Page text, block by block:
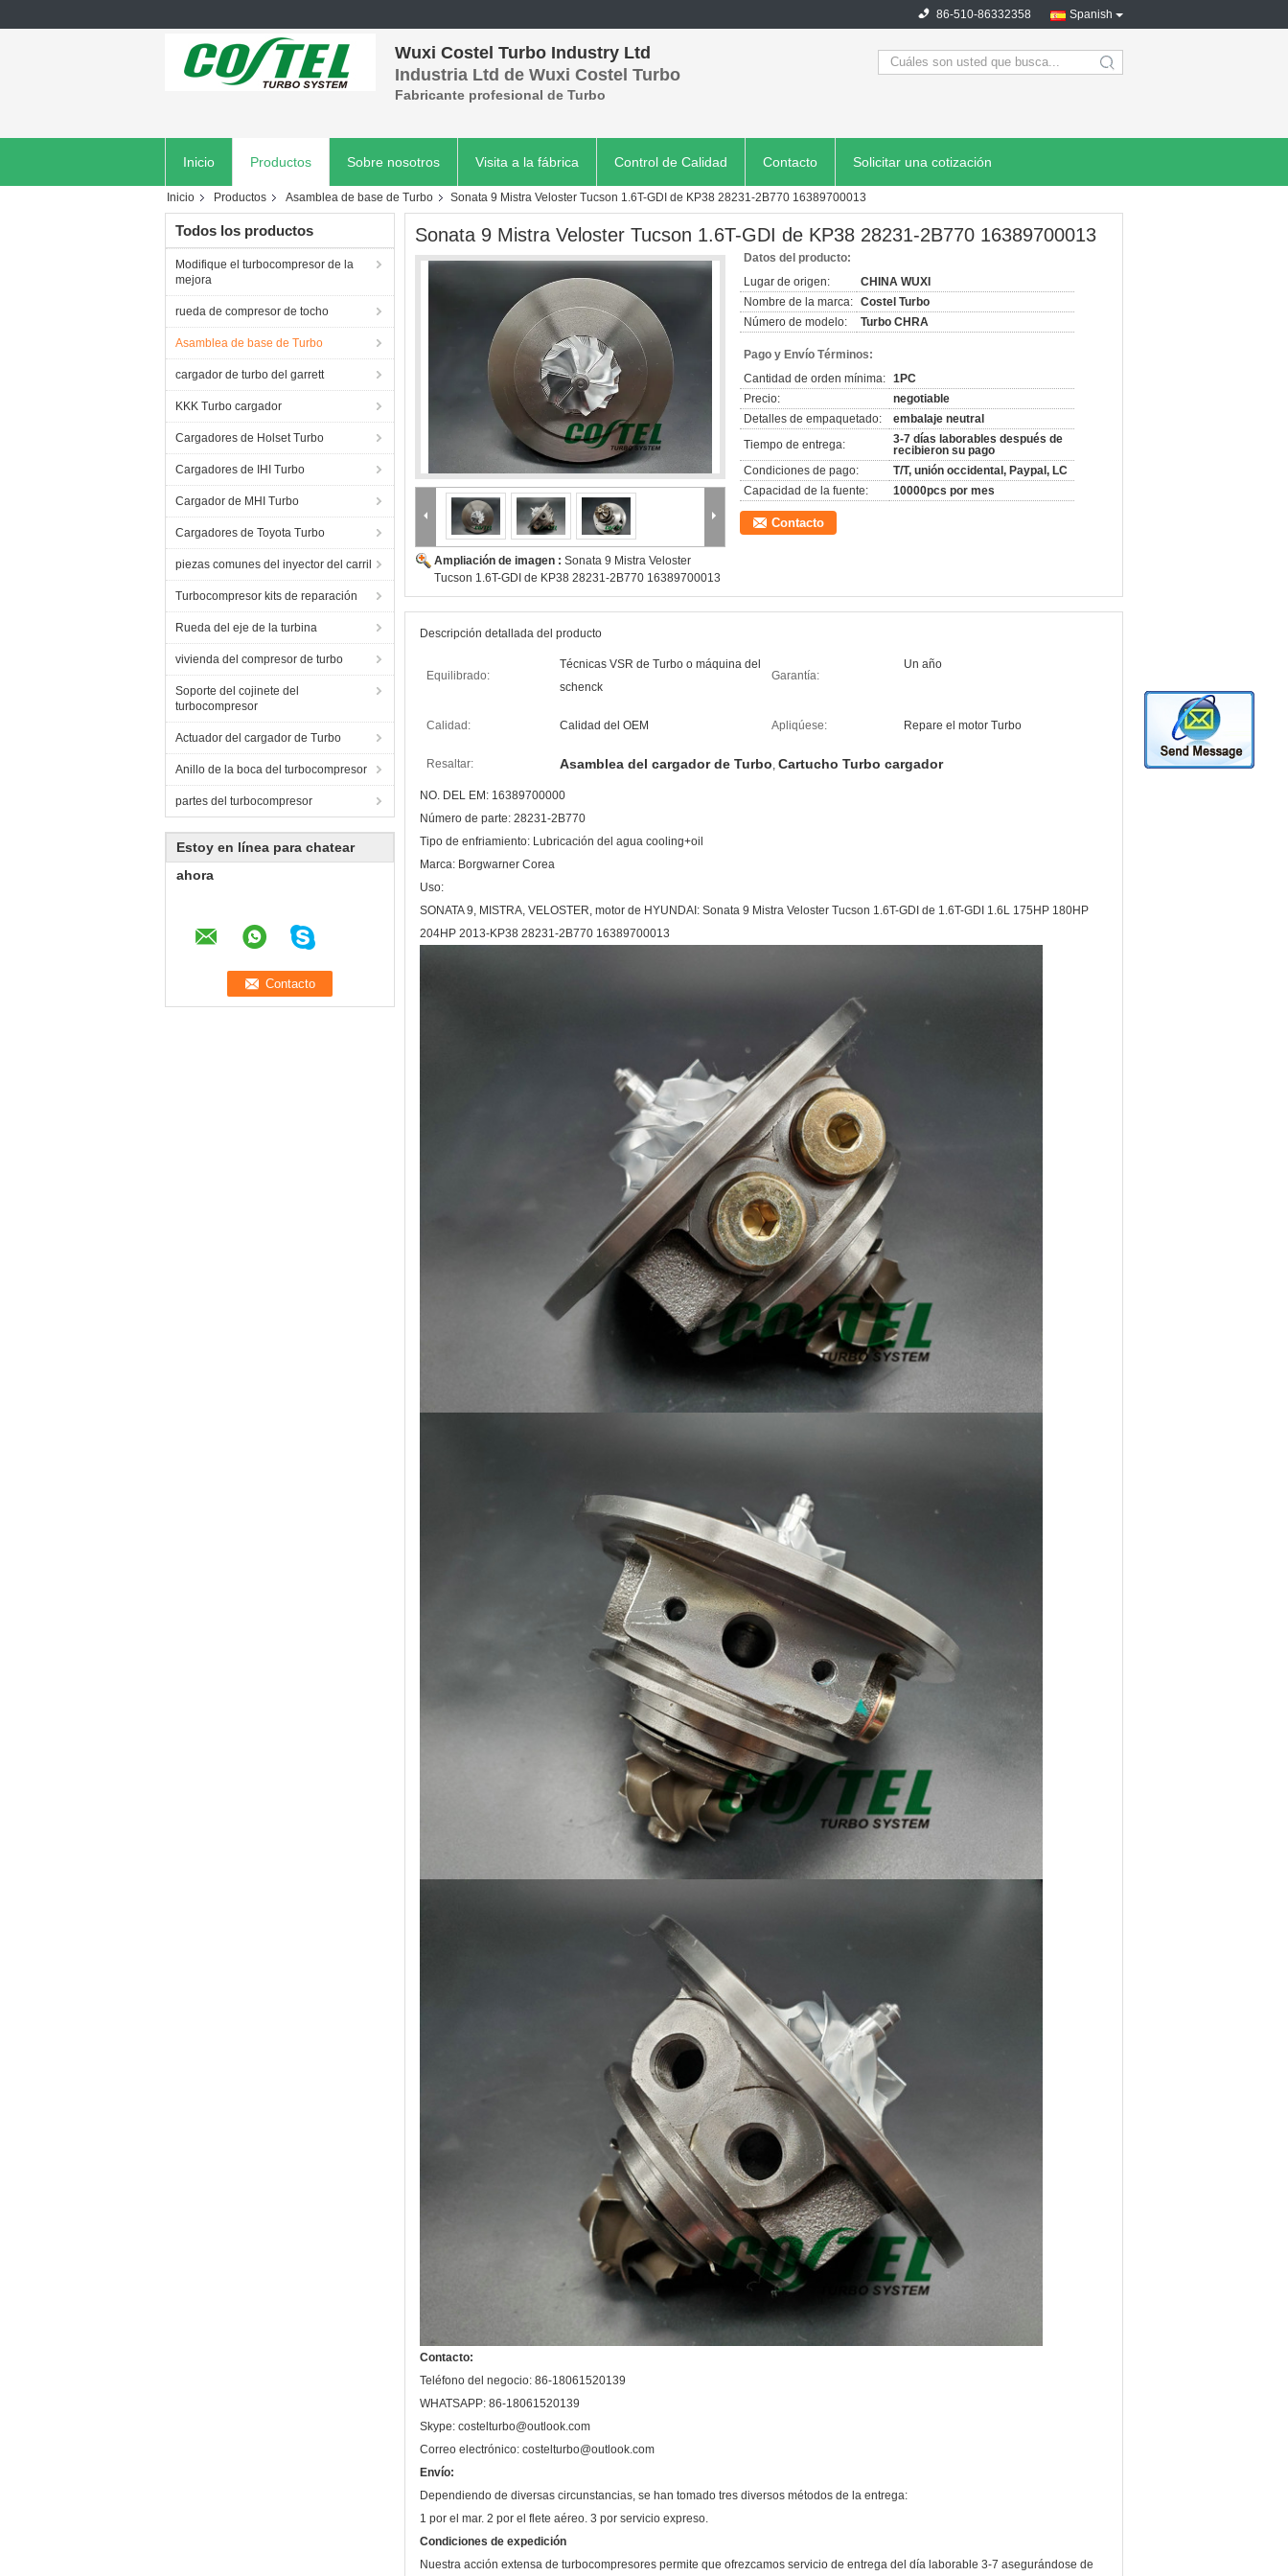
Spanish
86-510-86332358
Wuxi Costel Turbo Industry Ltd
Industria Ltd de Wuxi Costel Turbo
Fabricante profesional de Turbo
search
Inicio Productos Sobre nosotros Visita a la fábrica Control de Calidad Contacto Solicitar una cotización
Inicio Productos Asamblea de base de Turbo Sonata 9 Mistra Veloster Tucson 1.6T-GDI de KP38 28231-2B770 16389700013
Todos los productos
Modifique el turbocompresor de la
mejora
rueda de compresor de tocho
Asamblea de base de Turbo
cargador de turbo del garrett
KKK Turbo cargador
Cargadores de Holset Turbo
Cargadores de IHI Turbo
Cargador de MHI Turbo
Cargadores de Toyota Turbo
piezas comunes del inyector del carril
Turbocompresor kits de reparación
Rueda del eje de la turbina
vivienda del compresor de turbo
Soporte del cojinete del
turbocompresor
Actuador del cargador de Turbo
Anillo de la boca del turbocompresor
partes del turbocompresor
Estoy en línea para chatear
ahora
Sonata 9 Mistra Veloster Tucson 1.6T-GDI de KP38 28231-2B770 16389700013
Ampliación de imagen : Sonata 9 Mistra Veloster
Tucson 1.6T-GDI de KP38 28231-2B770 16389700013
Datos del producto:
Lugar de origen:
CHINA WUXI
Nombre de la marca: Costel Turbo
Número de modelo:
Turbo CHRA
Pago y Envío Términos:
Cantidad de orden mínima: 1PC
Precio:
negotiable
Detalles de empaquetado:
embalaje neutral
Tiempo de entrega:
3-7 días laborables después de
recibieron su pago
Condiciones de pago:
T/T, unión occidental, Paypal, LC
Capacidad de la fuente:
10000pcs por mes
Contacto
Descripción detallada del producto
Equilibrado:
Técnicas VSR de Turbo o máquina del
schenck
Garantía:
Un año
Calidad: Calidad del OEM Apliqúese: Repare el motor Turbo
Resaltar: Asamblea del cargador de Turbo, Cartucho Turbo cargador
NO. DEL EM: 16389700000
Número de parte: 28231-2B770
Tipo de enfriamiento: Lubricación del agua cooling+oil
Marca: Borgwarner Corea
Uso:
SONATA 9, MISTRA, VELOSTER, motor de HYUNDAI: Sonata 9 Mistra Veloster Tucson 1.6T-GDI de 1.6T-GDI 1.6L 175HP 180HP
204HP 2013-KP38 28231-2B770 16389700013
Contacto:
Teléfono del negocio: 86-18061520139
WHATSAPP: 86-18061520139
Skype: costelturbo@outlook.com
Correo electrónico: costelturbo@outlook.com
Envío:
Dependiendo de diversas circunstancias, se han tomado tres diversos métodos de la entrega:
1 por el mar. 2 por el flete aéreo. 3 por servicio expreso.
Condiciones de expedición
Nuestra acción extensa de turbocompresores permite que ofrezcamos servicio de entrega del día laborable 3-7 asegurándose de